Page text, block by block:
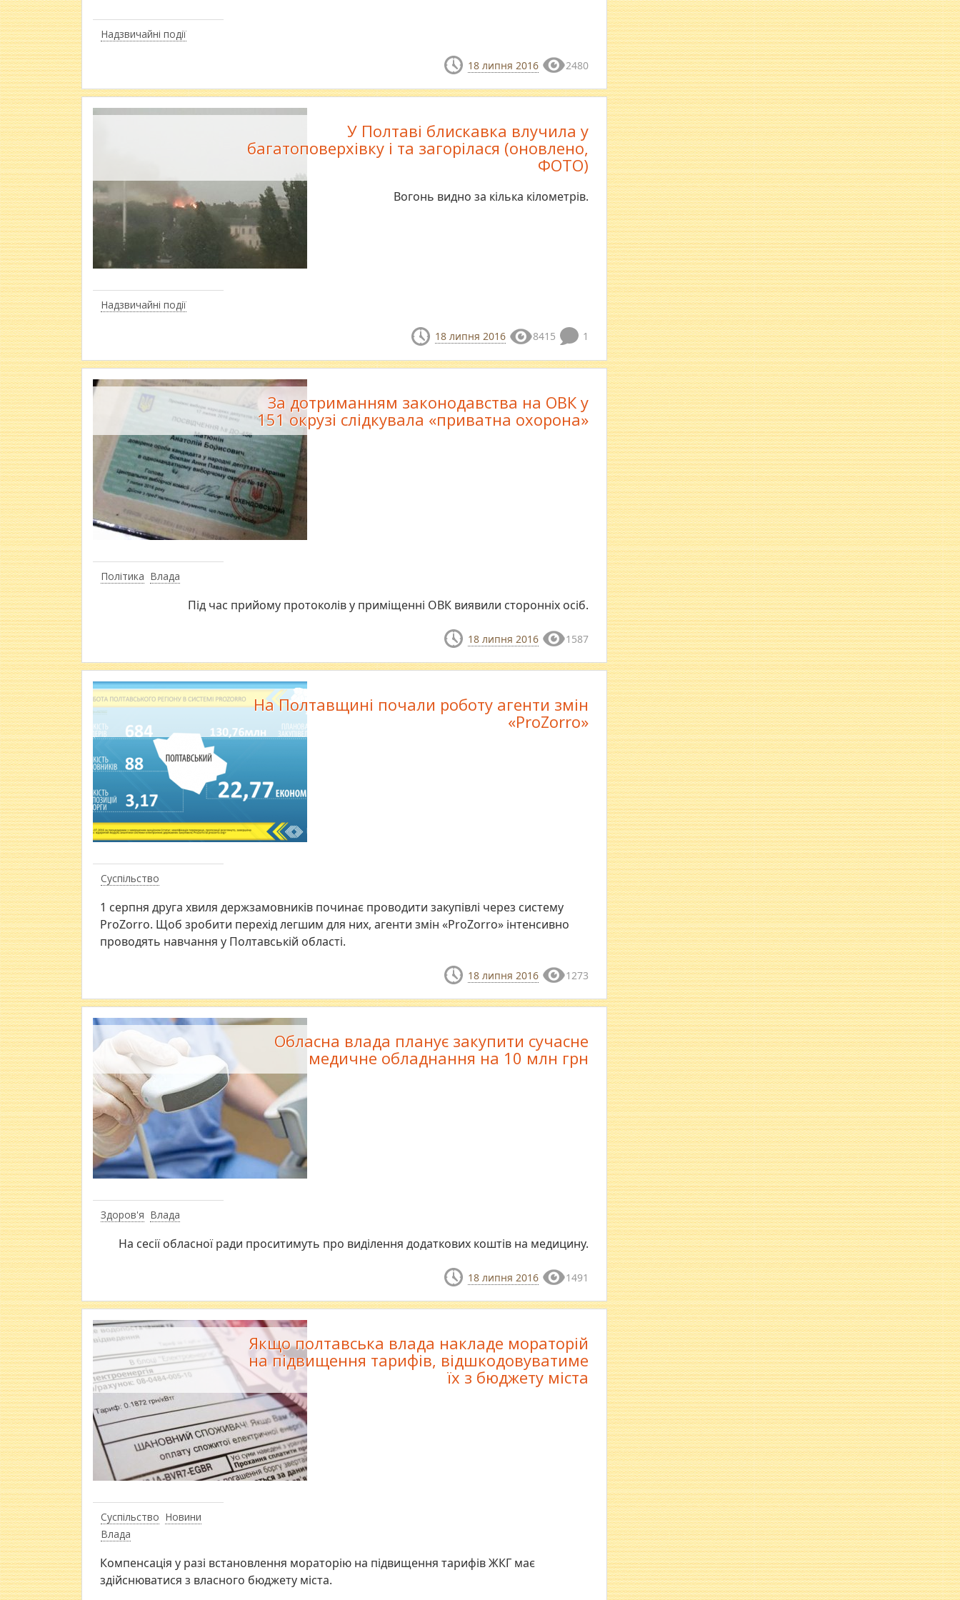
Надзвичайні події
18 липня 2016 2480
Надзвичайні події
У Полтаві блискавка влучила у
багатоповерхівку і та загорілася (оновлено,
ФОТО)
Вогонь видно за кілька кілометрів.
18 липня 2016 8415 1
Політика Влада
За дотриманням законодавства на ОВК у
151 окрузі слідкувала «приватна охорона»
Під час прийому протоколів у приміщенні ОВК виявили сторонніх осіб.
18 липня 2016 1587
Суспільство
На Полтавщині почали роботу агенти змін
«ProZorro»
1 серпня друга хвиля держзамовників починає проводити закупівлі через систему
ProZorro. Щоб зробити перехід легшим для них, агенти змін «ProZorro» інтенсивно
проводять навчання у Полтавській області.
18 липня 2016 1273
Здоров'я Влада
Обласна влада планує закупити сучасне
медичне обладнання на 10 млн грн
На сесії обласної ради проситимуть про виділення додаткових коштів на медицину.
18 липня 2016 1491
Суспільство Новини
Влада
Якщо полтавська влада накладе мораторій
на підвищення тарифів, відшкодовуватиме
їх з бюджету міста
Компенсація у разі встановлення мораторію на підвищення тарифів ЖКГ має
здійснюватися з власного бюджету міста.